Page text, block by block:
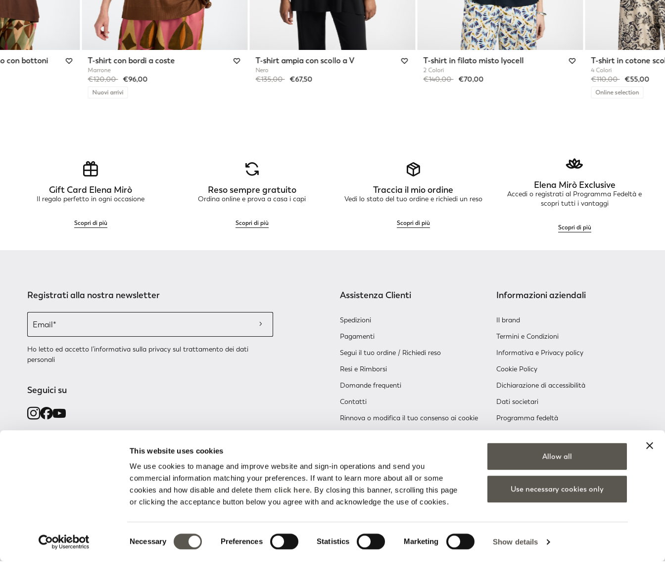
This website uses cookies
We use cookies to manage and improve website and sign-in operations and send you
commercial information matching your preferences. If want to learn more about all or some
cookies and how disable and delete themclick here. By closing this banner, scrolling this page
or clicking the acceptance button below you agree with and acknowledge the use of cookies.
Selection
Necessary Preferences Statistics Marketing Show details
Allow all
Use necessary cookies only
con bottoni T-shirt con bordi a coste
Marrone
Price reduced from
€120,00to€96,00
Nuovi arrivi
T-shirt ampia con scollo a V
Nero
Price reduced from
€135,00to€67,50
T-shirt in filato misto lyocell
2 Colori
Price reduced from
€140,00to€70,00
T-shirt in cotone
4 Colori
Price reduced from
€110,00to€55,00
Online selection
Gift Card Elena Mirò
Il regalo perfetto in ogni occasione
Scopri di più
Reso sempre gratuito
Ordina online e prova a casa i capi
Scopri di più
Traccia il mio ordine
Vedi lo stato del tuo ordine e richiedi un reso
Scopri di più
Elena Mirò Exclusive
Accedi o registrati al Programma Fedeltà e
scopri tutti i vantaggi
Scopri di più
Registrati alla nostra newsletter
Ho letto ed accetto l’informativa sulla privacy sul trattamento dei dati
personali
Seguici su
Assistenza Clienti
Spedizioni
Pagamenti
Segui il tuo ordine / Richiedi reso
Resi e Rimborsi
Domande frequenti
Contatti
Rinnova o modifica il tuo consenso ai cookie
Informazioni aziendali
Il brand
Termini e Condizioni
Informativa e Privacy policy
Cookie Policy
Dichiarazione di accessibilità
Dati societari
Programma fedeltà